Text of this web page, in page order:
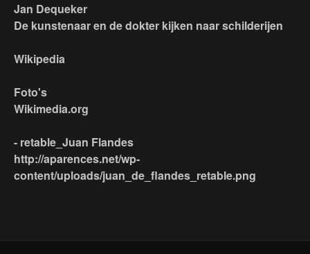
Jan Dequeker
De kunstenaar en de dokter kijken naar schilderijen
Wikipedia
Foto's
Wikimedia.org
- retable_Juan Flandes
http://aparences.net/wp-
content/uploads/juan_de_flandes_retable.png